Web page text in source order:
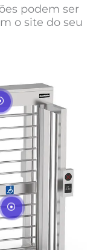
podem ser
o site do seu